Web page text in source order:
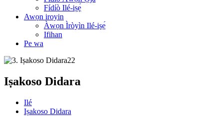
Fídíò Ilé-iṣẹ́
Awọn iroyin
Àwọn Ìròyìn Ilé-iṣẹ́
Ifihan
Pe wa
Iṣakoso Didara
Ilé
Iṣakoso Didara